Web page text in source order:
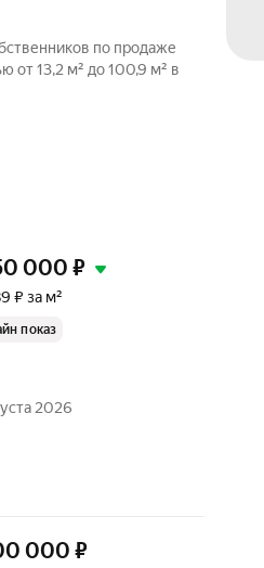
по продаже
от 13,2 м² до 100,9 м² в
000 ₽
₽ за м²
показ
2026
000 ₽